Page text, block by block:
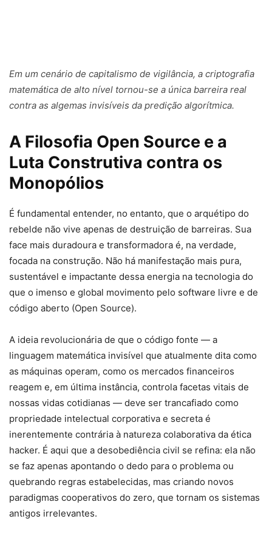
Em um cenário de capitalismo de vigilância, a criptografia
matemática de alto nível tornou-se a única barreira real
contra as algemas invisíveis da predição algorítmica.
A Filosofia Open Source e a
Luta Construtiva contra os
Monopólios
É fundamental entender, no entanto, que o arquétipo do
rebelde não vive apenas de destruição de barreiras. Sua
face mais duradoura e transformadora é, na verdade,
focada na construção. Não há manifestação mais pura,
sustentável e impactante dessa energia na tecnologia do
que o imenso e global movimento pelo software livre e de
código aberto (Open Source).
A ideia revolucionária de que o código fonte — a
linguagem matemática invisível que atualmente dita como
as máquinas operam, como os mercados financeiros
reagem e, em última instância, controla facetas vitais de
nossas vidas cotidianas — deve ser trancafiado como
propriedade intelectual corporativa e secreta é
inerentemente contrária à natureza colaborativa da ética
hacker. É aqui que a desobediência civil se refina: ela não
se faz apenas apontando o dedo para o problema ou
quebrando regras estabelecidas, mas criando novos
paradigmas cooperativos do zero, que tornam os sistemas
antigos irrelevantes.